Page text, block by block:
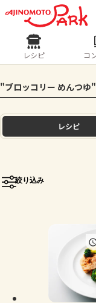
ロ
ログ
ホーム
トーク
よくあ
レシピ
人気の食材・
きゅうり
レシピ コ
"ブロッコリー めんつゆ
レシピ
絞り込み